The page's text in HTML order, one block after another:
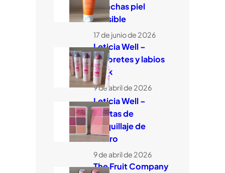
manchas piel
sensible
17 de junio de 2026
Leticia Well –
Coloretes y labios
stick
9 de abril de 2026
Leticia Well –
Paletas de
maquillaje de
rostro
9 de abril de 2026
The Fruit Company